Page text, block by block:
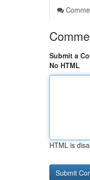
Submit a
No HTML
HTML is